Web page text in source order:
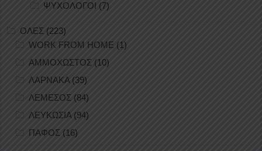
ΨΥΧΟΛΟΓΟΙ (7)
ΟΛΕΣ (223)
WORK FROM HOME (1)
ΑΜΜΟΧΩΣΤΟΣ (10)
ΛΑΡΝΑΚΑ(39)
ΛΕΜΕΣΟΣ (84)
ΛΕΥΚΩΣΙΑ(94)
ΠΑΦΟΣ (16)